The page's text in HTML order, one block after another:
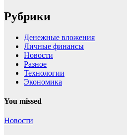
Рубрики
Денежные вложения
Личные финансы
Новости
Разное
Технологии
Экономика
You missed
Новости